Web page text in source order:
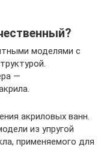
моделями с
—
акриловых ванн.
из упругой
применяемого для